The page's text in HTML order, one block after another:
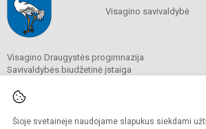
Šioje svetainėje naudojame slapukus siekdami
Visagino savivaldybė
Visagino Draugystės progimnazija
Savivaldybės biudžetinė įstaiga
Tel.(8 386) 72 947
El. p.
Duomenys kaupiami ir saugomi